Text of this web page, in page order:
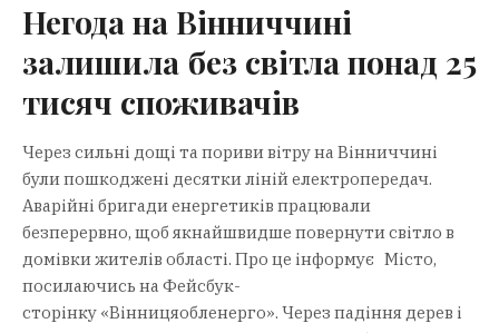
Негода на Вінниччині
залишила без світла понад 25
тисяч споживачів
Через сильні дощі та пориви вітру на Вінниччині
були пошкоджені десятки ліній електропередач.
Аварійні бригади енергетиків працювали
безперервно, щоб якнайшвидше повернути світло в
домівки жителів області. Про це інформує Місто,
посилаючись на Фейсбук-
сторінку «Вінницяобленерго». Через падіння дерев і